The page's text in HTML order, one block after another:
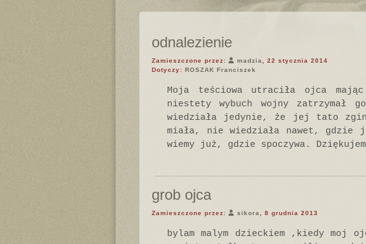
odnalezienie
Zamieszczone przez: madzia
, 22 stycznia 2014
Dotyczy: ROSZAK Franciszek
Moja teściowa utraciła ojca mając
niestety wybuch wojny
wiedziała jedynie, że jej tato
miała, nie wiedziała nawet, gdzie
wiemy już, gdzie spoczywa.
grob ojca
Zamieszczone przez: sikora , 8 grudnia 2013
bylam malym dzieckiem ,kiedy moj